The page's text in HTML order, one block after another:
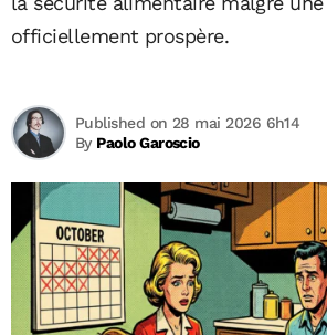
officiellement prospère.
By Paolo Garoscio
Published on 28 mai 2026 6h14